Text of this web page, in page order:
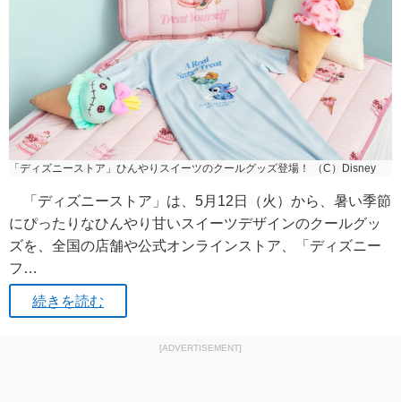
「ディズニーストア」ひんやりスイーツのクールグッズ登場！ （C）Disney
「ディズニーストア」は、5月12日（火）から、暑い季節
にぴったりなひんやり甘いスイーツデザインのクールグッ
ズを、全国の店舗や公式オンラインストア、「ディズニー
フ…
続きを読む
[ADVERTISEMENT]